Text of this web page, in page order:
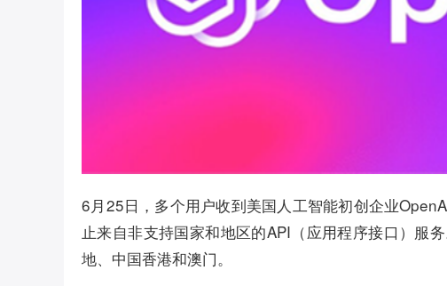
6月25日，多个用户收到美国人工智能初创企业
止来自非支持国家和地区的API（应用程序接口）服
地、中国香港和澳门。